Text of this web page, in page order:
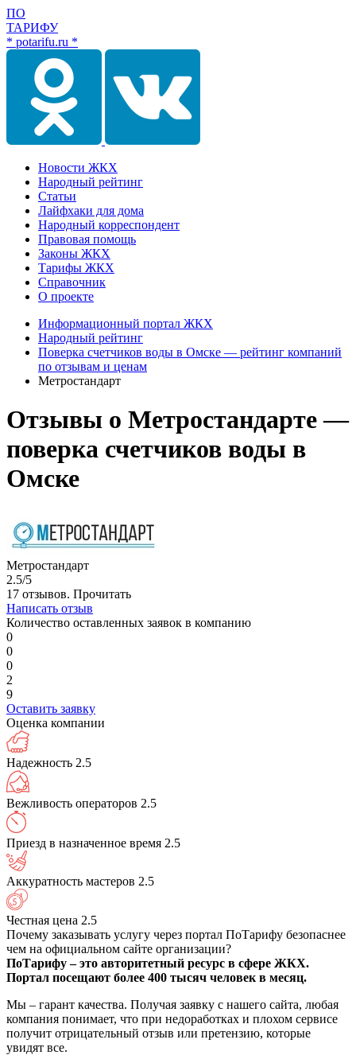
ПО
ТАРИФУ
* potarifu.ru *
Новости ЖКХ
Народный рейтинг
Статьи
Лайфхаки для дома
Народный корреспондент
Правовая помощь
Законы ЖКХ
Тарифы ЖКХ
Справочник
О проекте
Информационный портал ЖКХ
Народный рейтинг
Поверка счетчиков воды в Омске — рейтинг компаний
по отзывам и ценам
Метростандарт
Отзывы о Метростандарте —
поверка счетчиков воды в
Омске
Метростандарт
2.5/5
17 отзывов. Прочитать
Написать отзыв
Количество оставленных заявок в компанию
0
0
0
2
9
Оставить заявку
Оценка компании
Надежность 2.5
Вежливость операторов 2.5
Приезд в назначенное время 2.5
Аккуратность мастеров 2.5
Честная цена 2.5
Почему заказывать услугу через портал ПоТарифу безопаснее
чем на официальном сайте организации?
ПоТарифу – это авторитетный ресурс в сфере ЖКХ.
Портал посещают более 400 тысяч человек в месяц.
Мы – гарант качества. Получая заявку с нашего сайта, любая
компания понимает, что при недоработках и плохом сервисе
получит отрицательный отзыв или претензию, которые
увидят все.